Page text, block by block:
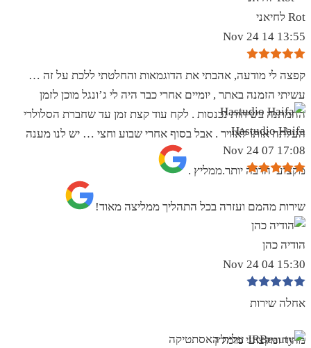
Rot לחיאני
13:55 14 Nov 24
קפצה לי מודעה, אהבתי את הדוגמאות והחלטתי ללכת על זה …
עשיתי הזמנה באתר , יומיים אחרי כבר היה לי ג’ונגל מוכן לזמן
ההמתנה בשיחות נכנסות . לקח עוד קצת זמן עד שחברת הסלולרי
העלתה אותו לאוויר . אבל בסוף אחרי שבוע וחצי … יש לנו מענה
מקצועי הרבה יותר.ממליץ .
Hastudio Haifa
17:08 07 Nov 24
שירות מהמם ועזרה בכל התהליך ממליצה מאוד!
הודיה כהן
15:30 04 Nov 24
אחלה שירות
מהיר ומקצועי מומלץ